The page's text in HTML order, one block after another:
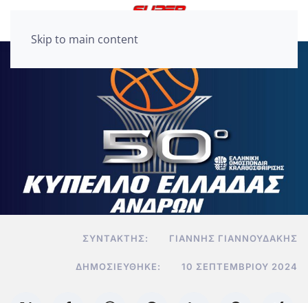
Skip to main content
ΣΥΝΤΆΚΤΗΣ: ΓΙΆΝΝΗΣ ΓΙΑΝΝΟΥΔΆΚΗΣ
ΔΗΜΟΣΙΕΎΘΗΚΕ: 10 ΣΕΠΤΕΜΒΡΊΟΥ 2024